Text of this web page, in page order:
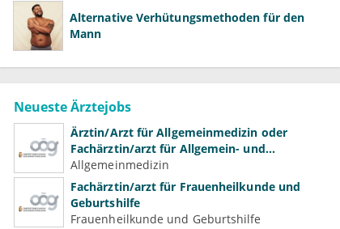
Alternative Verhütungsmethoden für den
Mann
Neueste Ärztejobs
Ärztin/Arzt für Allgemeinmedizin oder
Fachärztin/arzt für Allgemein- und
Familienmedizin für Psychiatrie und
Psychotherapeutische Medizin
Allgemeinmedizin
Fachärztin/arzt für Frauenheilkunde und
Geburtshilfe
Frauenheilkunde und Geburtshilfe